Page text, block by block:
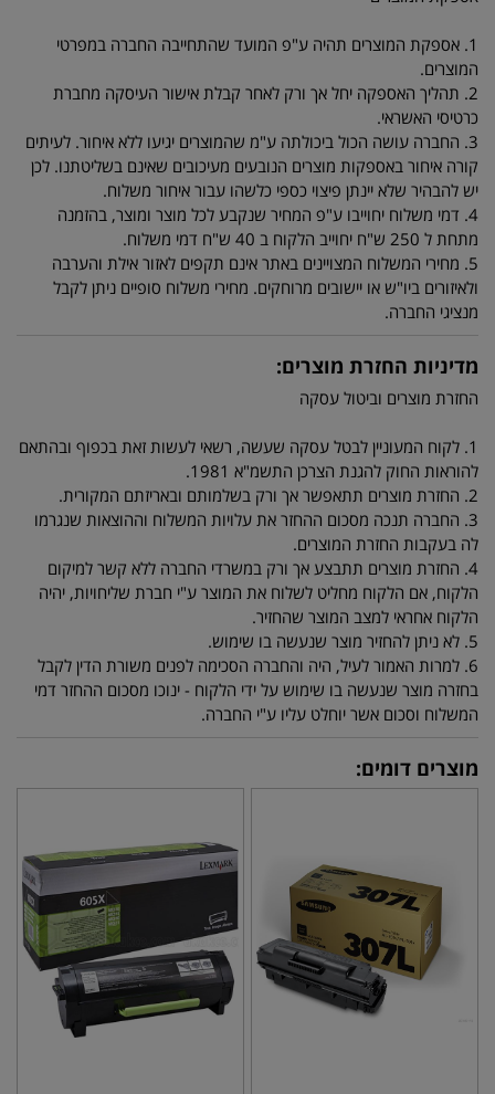
1. אספקת המוצרים תהיה ע"פ המועד שהתחייבה החברה במפרטי
המוצרים.
2. תהליך האספקה יחל אך ורק לאחר קבלת אישור העיסקה מחברת
כרטיסי האשראי.
3. החברה עושה הכול ביכולתה ע"מ שהמוצרים יגיעו ללא איחור. לעיתים
קורה איחור באספקות מוצרים הנובעים מעיכובים שאינם בשליטתנו. לכן
יש להבהיר שלא יינתן פיצוי כספי כלשהו עבור איחור משלוח.
4. דמי משלוח יחוייבו ע"פ המחיר שנקבע לכל מוצר ומוצר, בהזמנה
מתחת ל 250 ש"ח יחוייב הלקוח ב 40 ש"ח דמי משלוח.
5. מחירי המשלוח המצויינים באתר אינם תקפים לאזור אילת והערבה
ולאיזורים ביו"ש או יישובים מרוחקים. מחירי משלוח סופיים ניתן לקבל
מנציגי החברה.
מדיניות החזרת מוצרים:
החזרת מוצרים וביטול עסקה
1. לקוח המעוניין לבטל עסקה שעשה, רשאי לעשות זאת בכפוף ובהתאם
להוראות החוק להגנת הצרכן התשמ"א 1981.
2. החזרת מוצרים תתאפשר אך ורק בשלמותם ובאריזתם המקורית.
3. החברה תנכה מסכום ההחזר את עלויות המשלוח וההוצאות שנגרמו
לה בעקבות החזרת המוצרים.
4. החזרת מוצרים תתבצע אך ורק במשרדי החברה ללא קשר למיקום
הלקוח, אם הלקוח מחליט לשלוח את המוצר ע"י חברת שליחויות, יהיה
הלקוח אחראי למצב המוצר שהחזיר.
5. לא ניתן להחזיר מוצר שנעשה בו שימוש.
6. למרות האמור לעיל, היה והחברה הסכימה לפנים משורת הדין לקבל
בחזרה מוצר שנעשה בו שימוש על ידי הלקוח - ינוכו מסכום ההחזר דמי
המשלוח וסכום אשר יוחלט עליו ע"י החברה.
מוצרים דומים: